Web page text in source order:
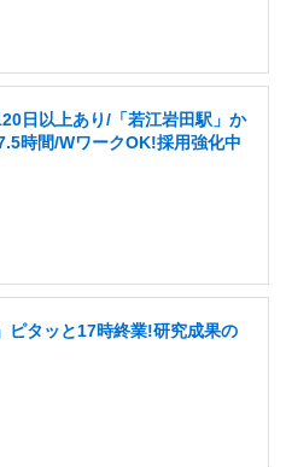
日以上あり/「若江岩田駅」か
時間/WワークOK!採用強化中
ピタッと17時終業!研究成果の